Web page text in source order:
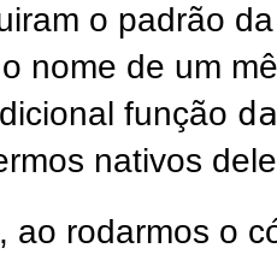
o padrão
nome de um
função
nativos
ao rodarmos o